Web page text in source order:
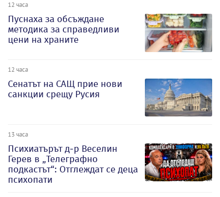
12 часа
Пуснаха за обсъждане
методика за справедливи
цени на храните
12 часа
Сенатът на САЩ прие нови
санкции срещу Русия
13 часа
Психиатърът д-р Веселин
Герев в „Телеграфно
подкастът“: Отглеждат се деца
психопати